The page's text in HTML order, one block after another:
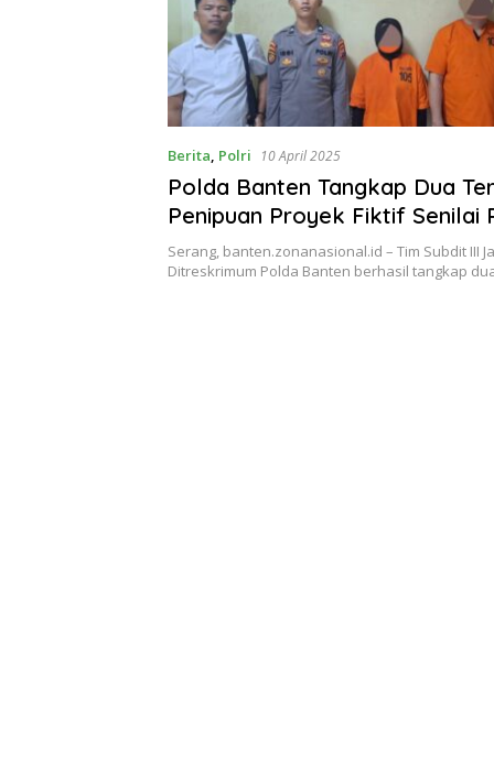
Berita Polri 10 April 2025
Polda Banten Tangkap Dua
Penipuan Proyek Fiktif Senilai
Miliar
Serang, banten.zonanasional.id – Tim Subdit III
Ditreskrimum Polda Banten berhasil tangkap